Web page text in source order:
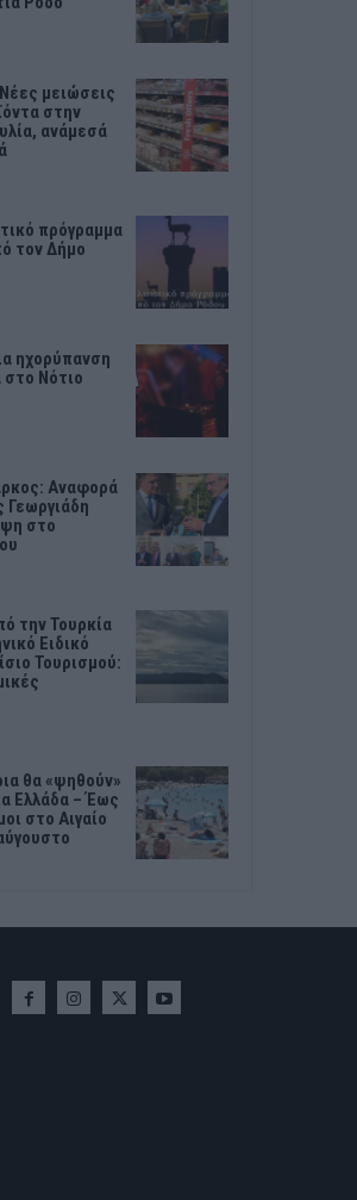
μειώσεις
στην
ανάμεσά
πρόγραμμα
τον Δήμο
ηχορύπανση
Νότιο
Αναφορά
Γεωργιάδη
στο
την Τουρκία
Ειδικό
Τουρισμού:
θα «ψηθούν»
Ελλάδα – Έως
στο Αιγαίο